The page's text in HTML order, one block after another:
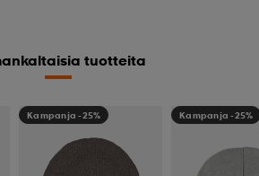
tuotteita
Kampanja -25% Kampanja -25%